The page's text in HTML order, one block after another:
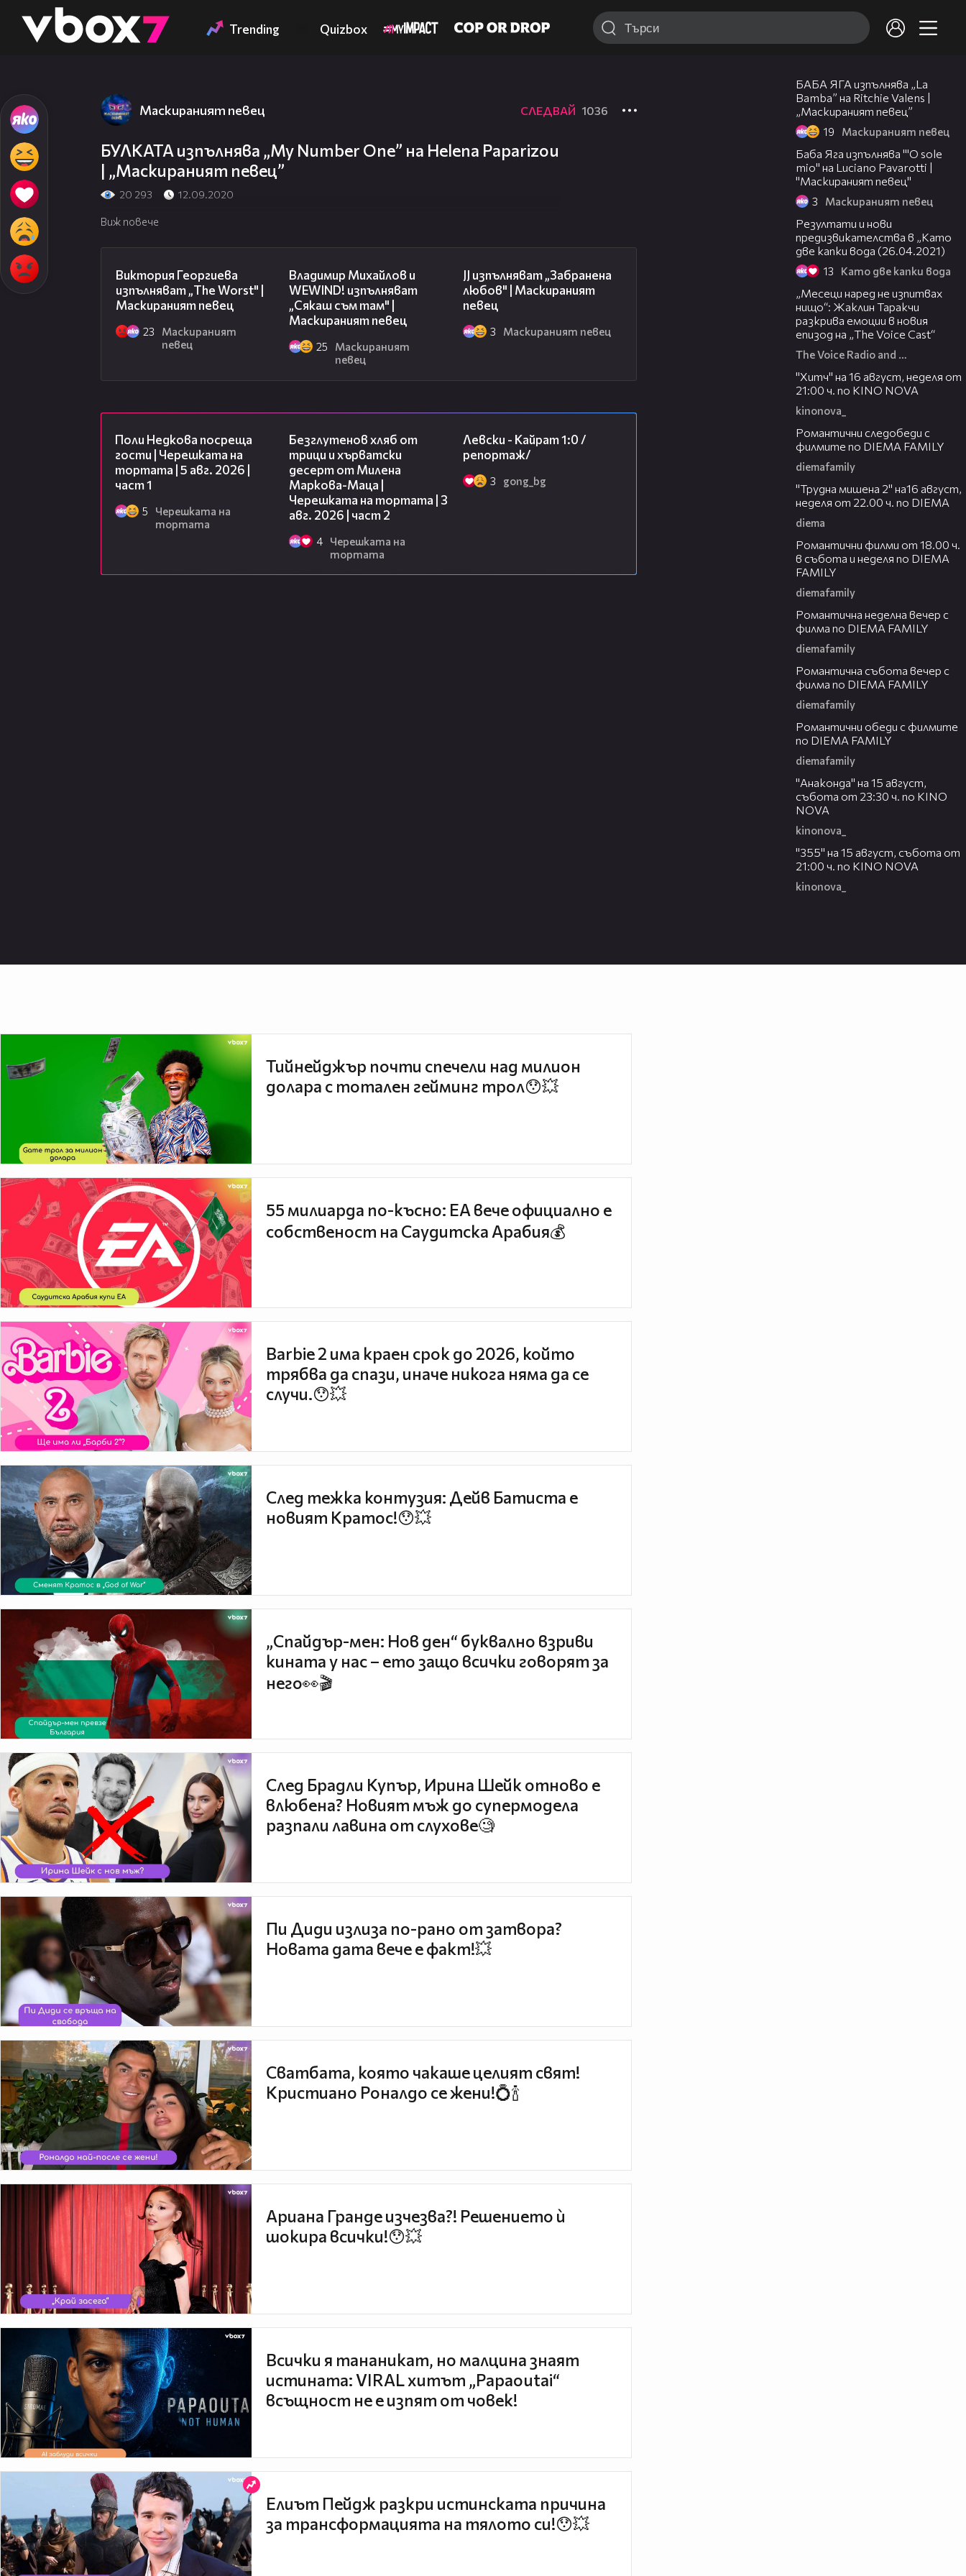
👾 Trending Quizbox
Маскираният певец СЛЕДВАЙ 1036
БУЛКАТА изпълнява „My Number One” на Helena Paparizou
| „Маскираният певец”
20 293 12.09.2020
Виж повече
Виктория Георгиева
изпълняват „The Worst" |
Маскираният певец
23
Маскираният
певец
Владимир Михайлов и
WEWIND! изпълняват
„Сякаш съм там" |
Маскираният певец
25
Маскираният
певец
JJ изпълняват „Забранена
любов" | Маскираният
певец
3 Маскираният певец
Поли Недкова посреща
гости | Черешката на
тортата | 5 авг. 2026 |
част 1
5
Черешката на
тортата
Безглутенов хляб от
трици и хърватски
десерт от Милена
Маркова-Маца |
Черешката на тортата | 3
авг. 2026 | част 2
4
Черешката на
тортата
Левски - Кайрат 1:0 /
репортаж/
3 gong_bg
БАБА ЯГА изпълнява „La
Bamba” на Ritchie Valens |
„Маскираният певец”
19 Маскираният певец
Баба Яга изпълнява "'O sole
mio" на Luciano Pavarotti |
"Маскираният певец"
3 Маскираният певец
Резултати и нови
предизвикателства в „Като
две капки вода (26.04.2021)
13 Като две капки вода
„Месеци наред не изпитвах
нищо“: Жаклин Таракчи
разкрива емоции в новия
епизод на „The Voice Cast“
The Voice Radio and TV Bulgaria
"Хитч" на 16 август, неделя от
21:00 ч. по KINO NOVA
kinonova_
Романтични следобеди с
филмите по DIEMA FAMILY
diemafamily
"Трудна мишена 2" на16 август,
неделя от 22.00 ч. по DIEMA
diema
Романтични филми от 18.00 ч.
в събота и неделя по DIEMA
FAMILY
diemafamily
Романтичнa неделна вечер с
филма по DIEMA FAMILY
diemafamily
Романтичнa събота вечер с
филма по DIEMA FAMILY
diemafamily
Романтични обеди с филмите
по DIEMA FAMILY
diemafamily
"Анаконда" на 15 август,
събота от 23:30 ч. по KINO
NOVA
kinonova_
"355" на 15 август, събота от
21:00 ч. по KINO NOVA
kinonova_
Тийнейджър почти спечели над милион
долара с тотален гейминг трол😯💥
55 милиарда по-късно: EA вече официално е
собственост на Саудитска Арабия💰
Barbie 2 има краен срок до 2026, който
трябва да спази, иначе никога няма да се
случи.😯💥
След тежка контузия: Дейв Батиста е
новият Кратос!😯💥
„Спайдър-мен: Нов ден“ буквално взриви
кината у нас – ето защо всички говорят за
него👀🎬
След Брадли Купър, Ирина Шейк отново е
влюбена? Новият мъж до супермодела
разпали лавина от слухове🧐
Пи Диди излиза по-рано от затвора?
Новата дата вече е факт!💥
Сватбата, която чакаше целият свят!
Кристиано Роналдо се жени!💍🍾
Ариана Гранде изчезва?! Решението ѝ
шокира всички!😯💥
Всички я тананикат, но малцина знаят
истината: VIRAL хитът „Papaoutai“
всъщност не е изпят от човек!
Елиът Пейдж разкри истинската причина
за трансформацията на тялото си!😯💥